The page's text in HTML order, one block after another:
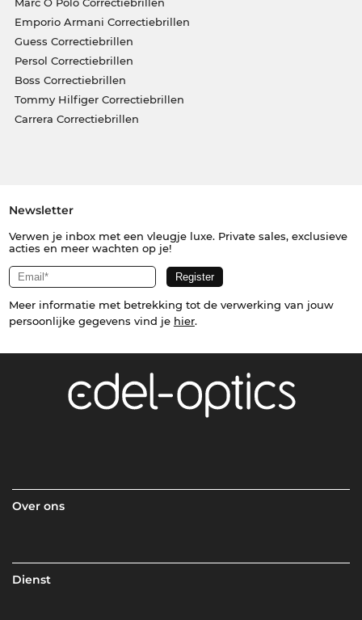
Emporio Armani Correctiebrillen
Guess Correctiebrillen
Persol Correctiebrillen
Boss Correctiebrillen
Tommy Hilfiger Correctiebrillen
Carrera Correctiebrillen
Newsletter
Verwen je inbox met een vleugje luxe. Private sales, exclusieve
acties en meer wachten op je!
Meer informatie met betrekking tot de verwerking van jouw
persoonlijke gegevens vind je hier.
Over ons
Dienst